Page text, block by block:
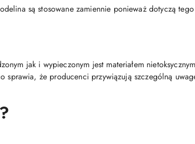
są stosowane zamiennie ponieważ dotyczą
jak i wypieczonym jest materiałem
że producenci przywiązują szczególną